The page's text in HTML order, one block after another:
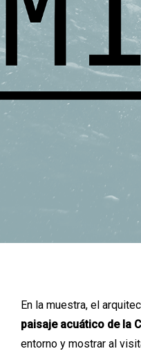
En la muestra, el
paisaje acuático de la
entorno y mostrar al